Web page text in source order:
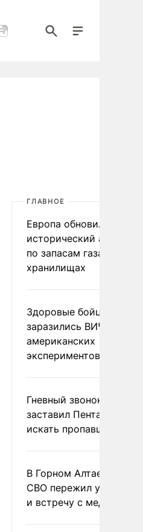
ГЛАВНОЕ
Европа обновила
исторический
по запасам газа в
хранилищах
Здоровые бойцы ВСУ
заразились ВИЧ после
американских
экспериментов
Гневный звонок Трампа
заставил Пентагон
искать пропавшие
В Горном Алтае
СВО пережил удар
и встречу с медведем